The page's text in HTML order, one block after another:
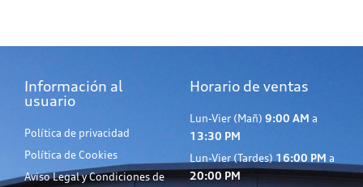
Información al
usuario
Política de privacidad
Política de Cookies
Aviso Legal y Condiciones de
Horario de ventas
Lun-Vier (Mañ) 9:00 AM a
13:30 PM
Lun-Vier (Tardes) 16:00 PM a
20:00 PM